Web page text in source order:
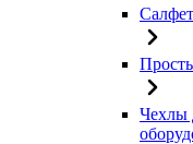
Чехлы